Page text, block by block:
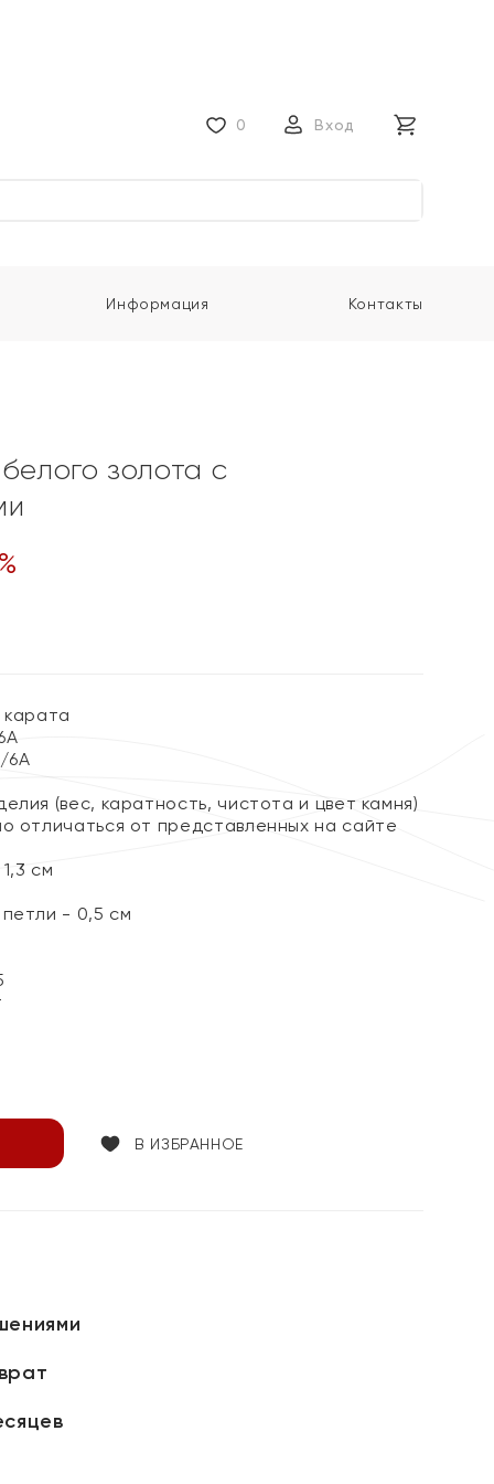
0 Вход
Информация Контакты
золота с
%
6А
(вес, каратность, чистота и цвет камня)
отличаться от представленных на сайте
см
- 0,5 см
В ИЗБРАННОЕ